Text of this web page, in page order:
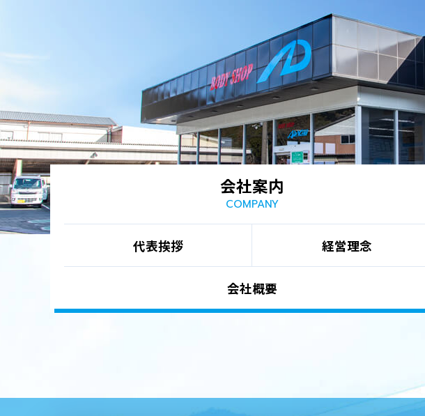
会社案内
COMPANY
代表挨拶 経営理念
会社概要